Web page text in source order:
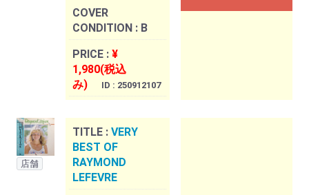
COVER
CONDITION : B
PRICE : ¥
1,980(税込
み)
ID : 250912107
店舗
TITLE : VERY
BEST OF
RAYMOND
LEFEVRE